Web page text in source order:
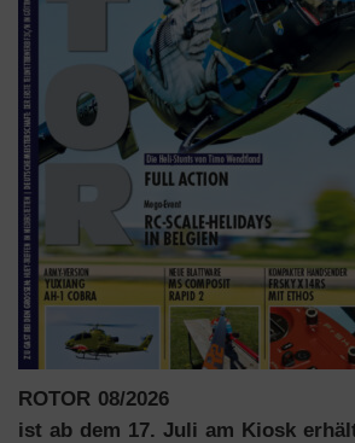
ROTOR 08/2026
ist ab dem 17. Juli am Kiosk